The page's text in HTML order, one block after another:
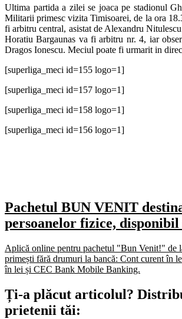
Ultima partida a zilei se joaca pe stadionul
Militarii primesc vizita Timisoarei, de la ora
fi arbitru central, asistat de Alexandru
Horatiu Bargaunas va fi arbitru nr. 4, iar
Dragos Ionescu. Meciul poate fi urmarit in
[superliga_meci id=155 logo=1]
[superliga_meci id=157 logo=1]
[superliga_meci id=158 logo=1]
[superliga_meci id=156 logo=1]
Pachetul BUN VENIT
persoanelor fizice,
Aplică online pentru pachetul "Bun Venit!" de
primești fără drumuri la bancă: Cont curent în
în lei și CEC Bank Mobile Banking.​
Ți-a plăcut articolul?
prietenii tăi: